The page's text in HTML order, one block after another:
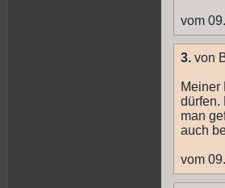
vom
3. von
Meiner
dürfen.
man
auch
vom